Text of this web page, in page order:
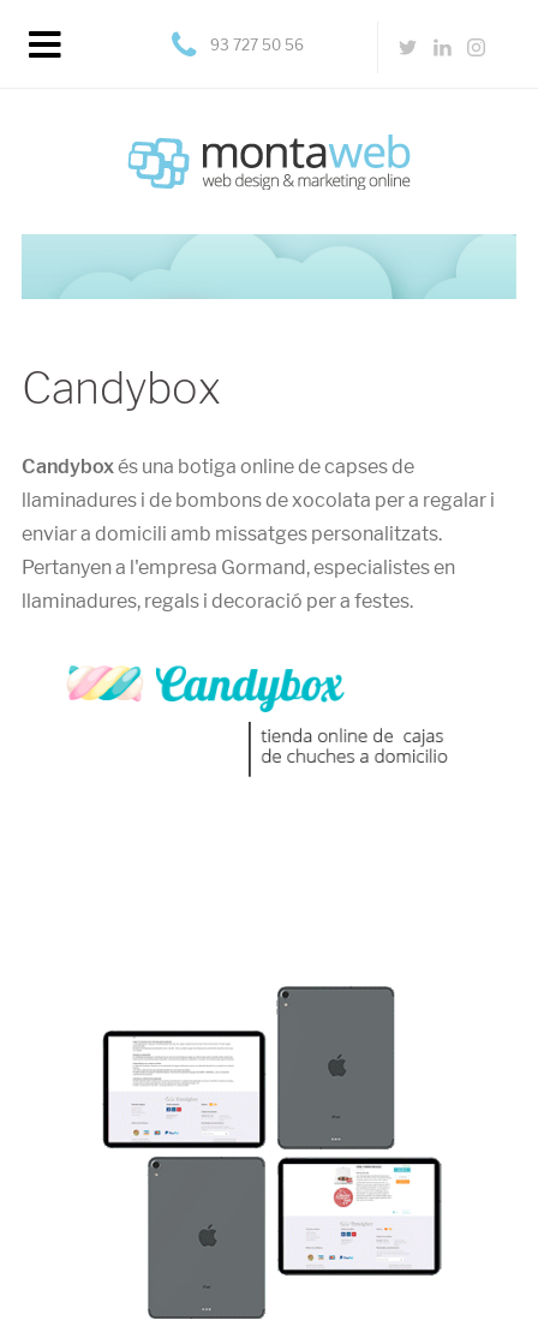
93 727 50 56
Candybox
Candyboxés una botiga online de capses de
llaminadures i de bombons de xocolata per a regalar i
enviar a domicili amb missatges personalitzats.
Pertanyen a l'empresa Gormand, especialistes en
llaminadures, regals i decoració per a festes.